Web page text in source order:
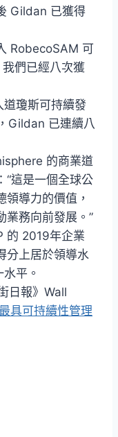
Gildan 已獲得
RobecoSAM 可
們已經八次獲
瓊斯可持續發
Gildan 已連續八
的商業道
這是一個全球公
導力的價值，
業務向前發展。”
的 2019年企業
分上居於領導水
平。
日報》Wall
具可持續性管理